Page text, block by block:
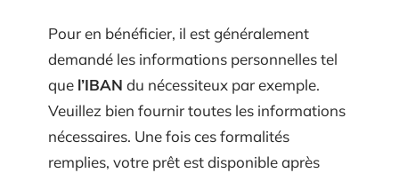
Pour en bénéficier, il est généralement
demandé les informations personnelles tel
que l’IBAN du nécessiteux par exemple.
Veuillez bien fournir toutes les informations
nécessaires. Une fois ces formalités
remplies, votre prêt est disponible après